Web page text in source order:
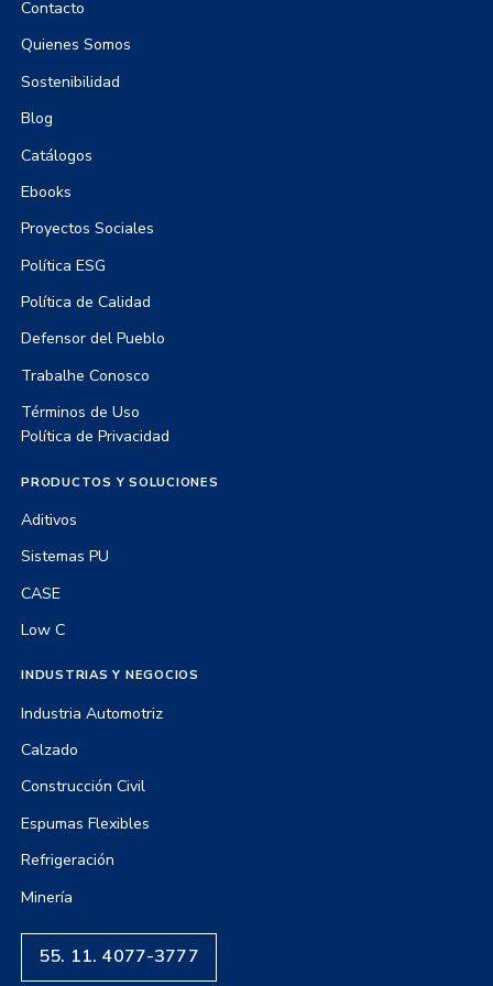
Contacto
Quienes Somos
Sostenibilidad
Blog
Catálogos
Ebooks
Proyectos Sociales
Política ESG
Política de Calidad
Defensor del Pueblo
Trabalhe Conosco
Términos de Uso
Política de Privacidad
PRODUCTOS Y SOLUCIONES
Aditivos
Sistemas PU
CASE
Low C
INDUSTRIAS Y NEGOCIOS
Industria Automotriz
Calzado
Construcción Civil
Espumas Flexibles
Refrigeración
Minería
55. 11. 4077-3777